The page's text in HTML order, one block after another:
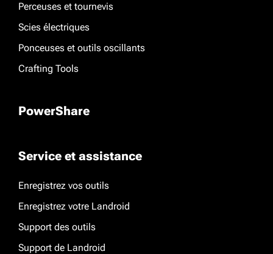
Perceuses et tournevis
Scies électriques
Ponceuses et outils oscillants
Crafting Tools
PowerShare
Service et assistance
Enregistrez vos outils
Enregistrez votre Landroid
Support des outils
Support de Landroid